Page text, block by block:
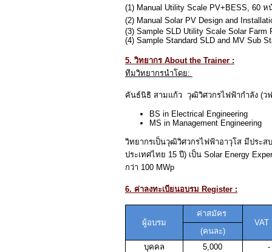
(1) Manual Utility Scale PV+BESS, 60 ห
(2) Manual Solar PV Design and
(3) Sample SLD Utility Scale Solar
(4) Sample Standard SLD and MV Sub
5. วิทยากร About the Trainer :
ทีมวิทยากรนำโดย:
คันธ์นิธิ สามแก้ว วุฒิวิศวกรไฟฟ้ากำลัง (ว
BS in Electrical Engineering
MS in Management Engineering
วิทยากรเป็นวุฒิวิศวกรไฟฟ้าอาวุโส มีประ
ประเทศไทย 15 ปี) เป็น Solar Energy
กว่า 100 MWp
6. ค่าลงทะเบียนอบรม Register :
ผู้อบรม
ค่าสมัคร
VAT
(คนละ)
บุคคล
5,000
-